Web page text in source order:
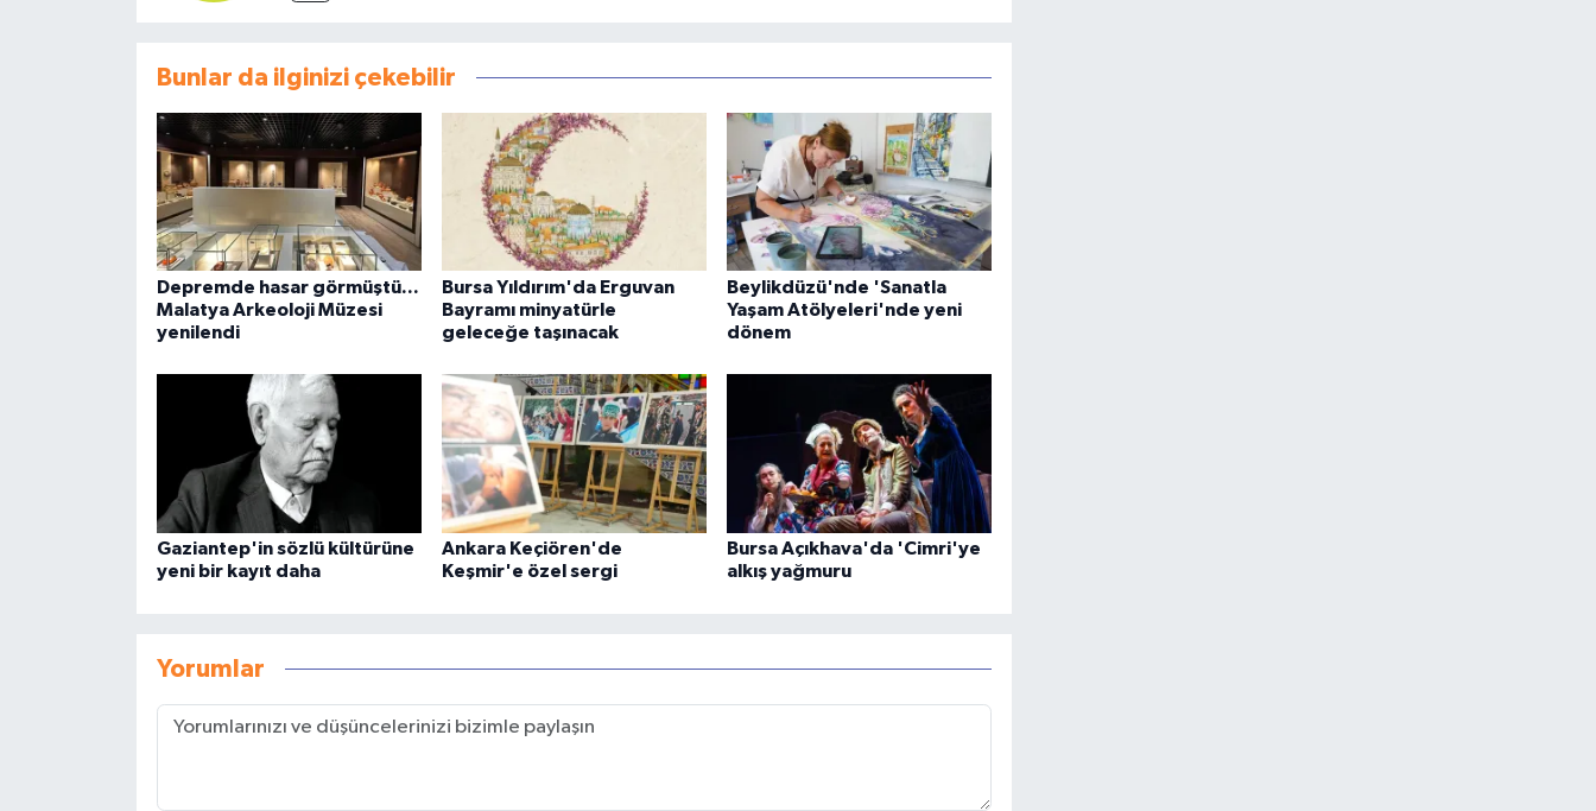
Bunlar da ilginizi çekebilir
Depremde hasar görmüştü...
Malatya Arkeoloji Müzesi
yenilendi
Bursa Yıldırım'da Erguvan
Bayramı minyatürle
geleceğe taşınacak
Beylikdüzü'nde 'Sanatla
Yaşam Atölyeleri'nde yeni
dönem
Gaziantep'in sözlü kültürüne
yeni bir kayıt daha
Ankara Keçiören'de
Keşmir'e özel sergi
Bursa Açıkhava'da 'Cimri'ye
alkış yağmuru
Yorumlar